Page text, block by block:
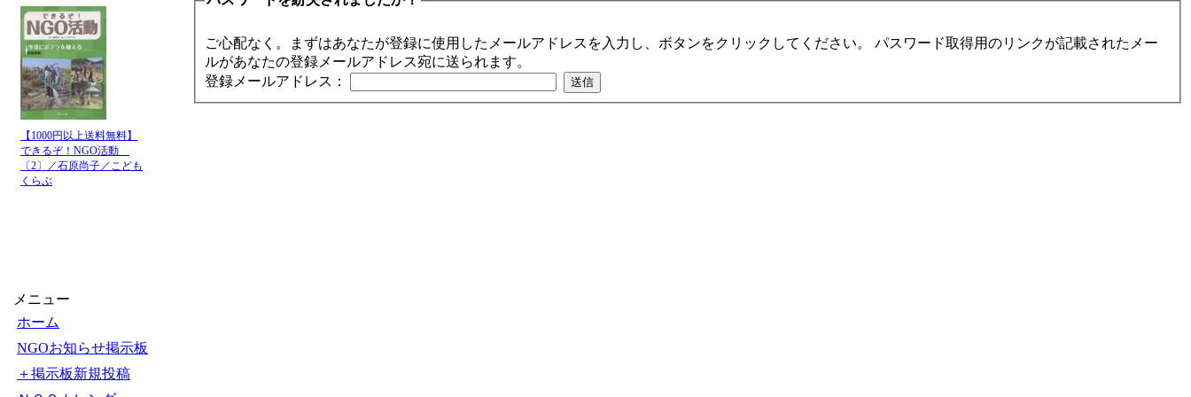
【1000円以上送料無料】
できるぞ！NGO活動
〔2〕／石原尚子／こども
くらぶ
メニュー
ホーム
NGOお知らせ掲示板
＋掲示板新規投稿
ご心配なく。まずはあなたが登録に使用したメールアドレスを入力し、ボタンをクリックしてください。 パスワード取得用のリンクが記載されたメー
ルがあなたの登録メールアドレス宛に送られます。
登録メールアドレス：